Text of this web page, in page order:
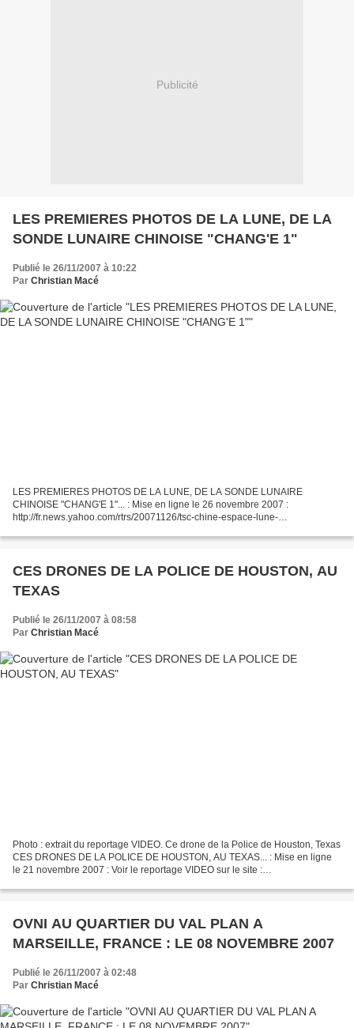
Publicité
LES PREMIERES PHOTOS DE LA LUNE, DE LA
SONDE LUNAIRE CHINOISE "CHANG'E 1"
Publié le 26/11/2007 à 10:22
Par Christian Macé
LES PREMIERES PHOTOS DE LA LUNE, DE LA SONDE LUNAIRE
CHINOISE "CHANG'E 1"... : Mise en ligne le 26 novembre 2007 :
http://fr.news.yahoo.com/rtrs/20071126/tsc-chine-espace-lune-
u=http%3A%2F%2Ffr.news.yahoo.com%2Frtrs%2F20071126%2Ftsc-chine-
CES DRONES DE LA POLICE DE HOUSTON, AU
TEXAS
Publié le 26/11/2007 à 08:58
Par Christian Macé
Photo : extrait du reportage VIDEO. Ce drone de la Police de Houston, Texas
CES DRONES DE LA POLICE DE HOUSTON, AU TEXAS... : Mise en ligne
le 21 novembre 2007 : Voir le reportage VIDEO sur le site :
OVNI AU QUARTIER DU VAL PLAN A
MARSEILLE, FRANCE : LE 08 NOVEMBRE 2007
Publié le 26/11/2007 à 02:48
Par Christian Macé